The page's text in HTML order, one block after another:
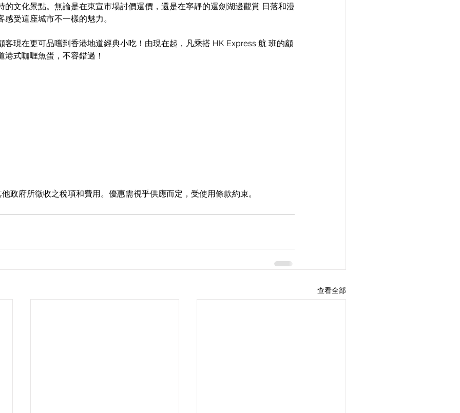
的文化景點。無論是在東宣市場討價還價，還是在寧靜的還劍湖邊觀賞 日落和漫
受這座城市不一樣的魅力。
客現在更可品嚐到香港地道經典小吃！由現在起，凡乘搭 HK Express 航 班的顧
式咖喱魚蛋，不容錯過！
政府所徵收之稅項和費用。優惠需視乎供應而定，受使用條款約束。
查看全部